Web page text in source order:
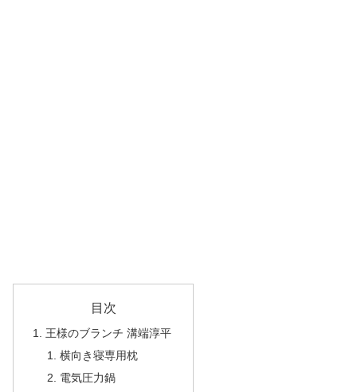
目次
王様のブランチ 溝端淳平
横向き寝専用枕
電気圧力鍋